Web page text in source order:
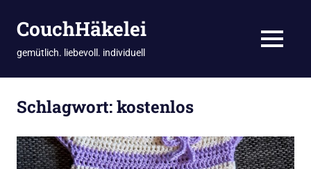
Inhalt
CouchHäkelei
gemütlich. liebevoll. individuell MENÜ
Schlagwort:kostenlos